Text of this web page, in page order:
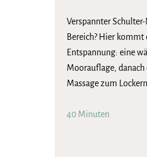
Verspannter
Bereich? Hier kommt
Entspannung: eine
Moorauflage, danach
Massage zum Lockern.
40 Minuten